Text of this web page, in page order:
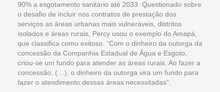
90% a esgotamento sanitário até 2033. Questionado sobre
o desafio de incluir nos contratos de prestação dos
serviços as áreas urbanas mais vulneráveis, distritos
isolados e áreas rurais, Percy usou o exemplo do Amapá,
que classifica como exitoso. “Com o dinheiro da outorga da
concessão da Companhia Estadual de Água e Esgoto,
criou-se um fundo para atender as áreas rurais. Ao fazer a
concessão, (…), o dinheiro da outorga vira um fundo para
fazer o atendimento dessas áreas necessitadas”.